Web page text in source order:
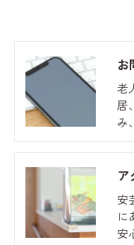
お
老
居
み
ア
安
に
安